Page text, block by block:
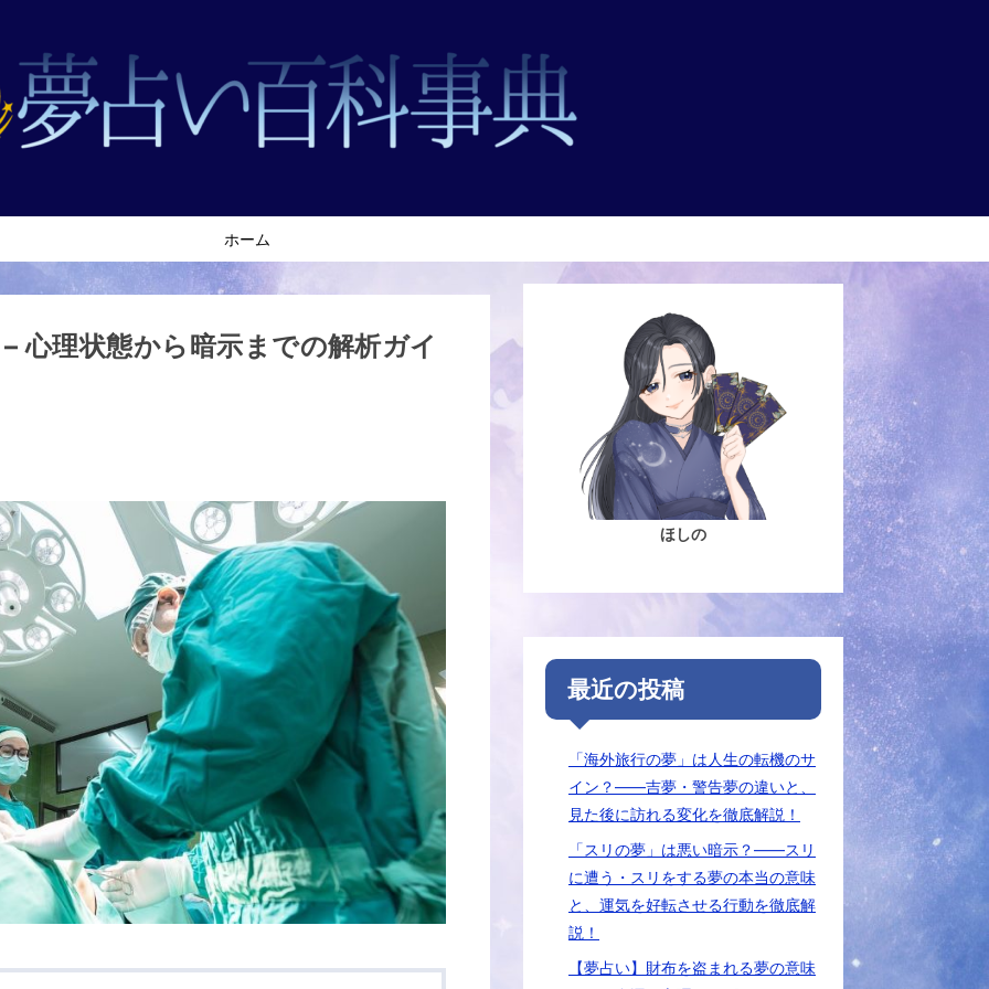
ホーム
心理状態から暗示までの解析ガイ
ほしの
最近の投稿
「海外旅行の夢」は人生の転機のサ
イン？――吉夢・警告夢の違いと、
見た後に訪れる変化を徹底解説！
「スリの夢」は悪い暗示？――スリ
に遭う・スリをする夢の本当の意味
と、運気を好転させる行動を徹底解
説！
【夢占い】財布を盗まれる夢の意味